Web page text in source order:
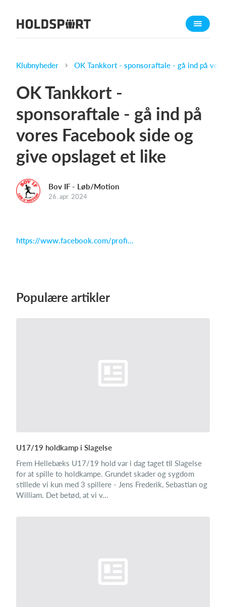
Om Holdsport
Presseomtale
Funktioner
Kalender
Kontingentopkrævning
Hjemmeside
Billetsystem
Klubnyheder OK Tankkort - sponsoraftale - gå ind på
OK Tankkort -
sponsoraftale - gå ind på
vores Facebook side og
give opslaget et like
Bov IF - Løb/Motion
26. apr. 2024
https://www.facebook.com/profi...
Populære artikler
U17/19 holdkamp i Slagelse
Frem Hellebæks U17/19 hold var i dag taget til Slagelse
for at spille to holdkampe. Grundet skader og sygdom
stillede vi kun med 3 spillere - Jens Frederik, Sebastian og
William. Det betød, at vi v...